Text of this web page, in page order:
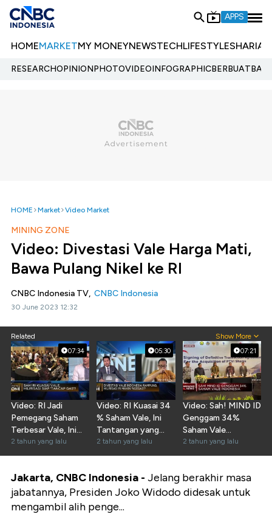
APPS
HOMEMARKETMY MONEYNEWSTECHLIFESTYLESHARIA
RESEARCHOPINIONPHOTOVIDEOINFOGRAPHIC
HOME Market Video Market
MINING ZONE
Video: Divestasi Vale Harga Mati,
Bawa Pulang Nikel ke RI
CNBC Indonesia TV, CNBC Indonesia
30 June 2023 12:32
Related Show More
07:34
Video: RI Jadi
Pemegang Saham
Terbesar Vale, Ini
Kisah di Baliknya
2 tahun yang lalu
05:30
Video: RI Kuasai 34
% Saham Vale, Ini
Tantangan yang
Bakal Dihadapi
2 tahun yang lalu
07:21
Video: Sah! MIND ID
Genggam 34%
Saham Vale
Indonesia
2 tahun yang lalu
Jakarta, CNBC Indonesia - Jelang berakhir masa
jabatannya, Presiden Joko Widodo didesak untuk
mengambil alih penge...